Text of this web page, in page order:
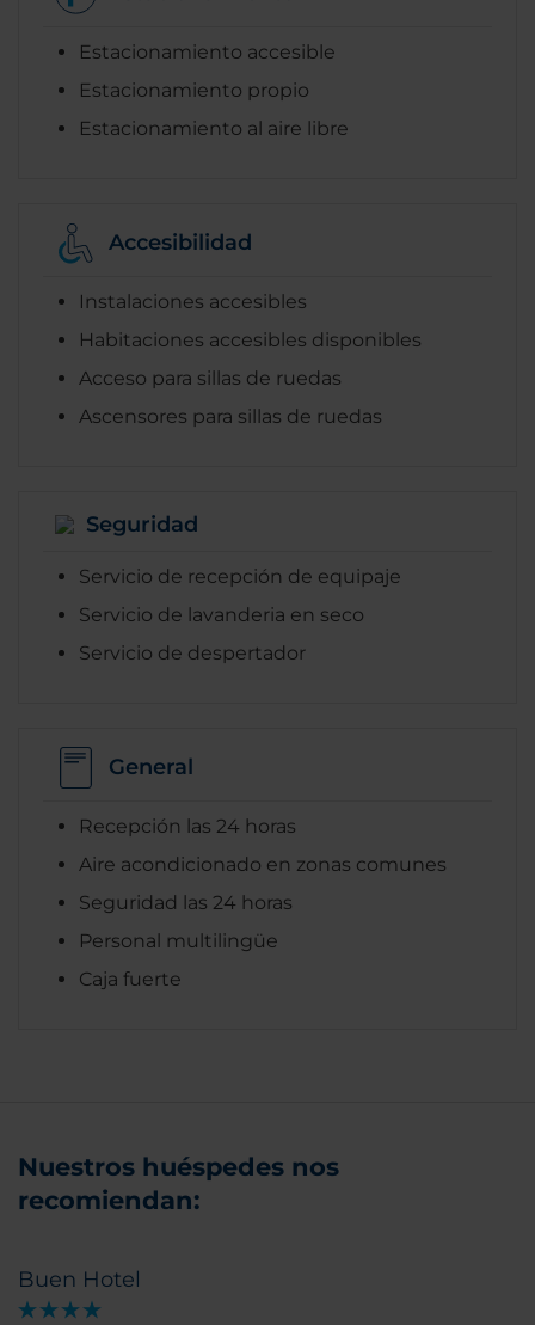
Estacionamiento accesible
Estacionamiento propio
Estacionamiento al aire libre
Accesibilidad
Instalaciones accesibles
Habitaciones accesibles disponibles
Acceso para sillas de ruedas
Ascensores para sillas de ruedas
Seguridad
Servicio de recepción de equipaje
Servicio de lavanderia en seco
Servicio de despertador
General
Recepción las 24 horas
Aire acondicionado en zonas comunes
Seguridad las 24 horas
Personal multilingüe
Caja fuerte
Nuestros huéspedes nos
recomiendan:
Buen Hotel